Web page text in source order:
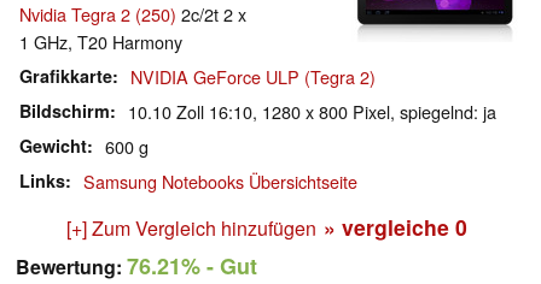
Nvidia Tegra 2 (250) 2c/2t 2 x
1 GHz, T20 Harmony
Grafikkarte NVIDIA GeForce ULP (Tegra 2)
Bildschirm 10.10 Zoll 16:10, 1280 x 800 Pixel, spiegelnd: ja
Gewicht 600 g
Links Samsung Notebooks Übersichtseite
[+] Zum Vergleich hinzufügen » vergleiche 0
Bewertung: 76.21%- Gut